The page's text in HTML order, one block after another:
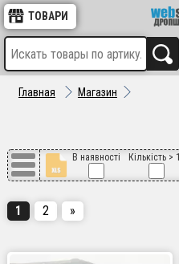
ТОВАРИ
Главная Магазин
В наявності Кількість >
1 2 »